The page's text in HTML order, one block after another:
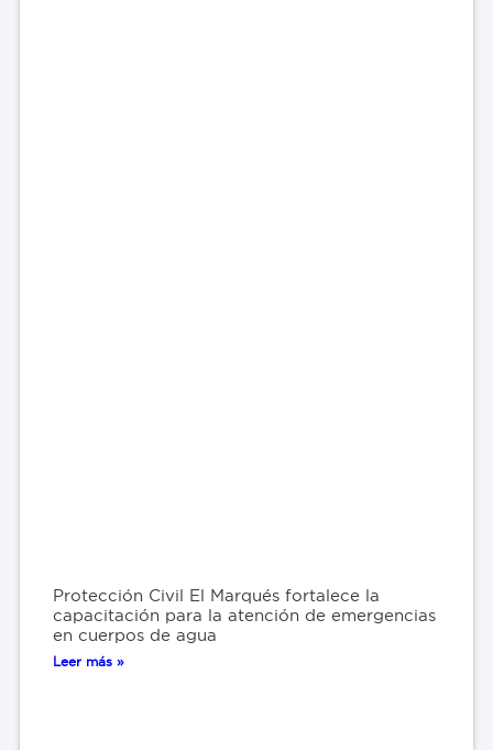
Protección Civil El Marqués fortalece la
capacitación para la atención de emergencias
en cuerpos de agua
Leer más »